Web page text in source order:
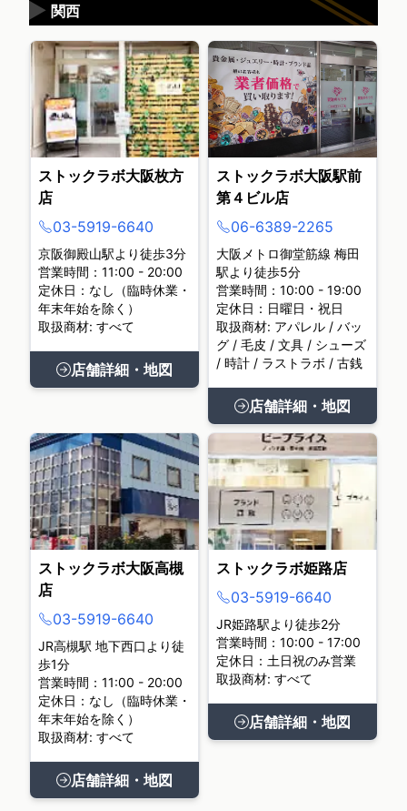
関西
▶
ストックラボ大阪枚方
店
03-5919-6640
京阪御殿山駅より徒歩3分
営業時間：11:00 - 20:00
定休日：なし（臨時休業・
年末年始を除く）
取扱商材: すべて
店舗詳細・地図
ストックラボ大阪駅前
第４ビル店
06-6389-2265
大阪メトロ御堂筋線 梅田
駅より徒歩5分
営業時間：10:00 - 19:00
定休日：日曜日・祝日
取扱商材: アパレル / バッ
グ / 毛皮 / 文具 / シューズ
/ 時計 / ラストラボ / 古銭
店舗詳細・地図
ストックラボ大阪高槻
店
03-5919-6640
JR高槻駅 地下西口より徒
歩1分
営業時間：11:00 - 20:00
定休日：なし（臨時休業・
年末年始を除く）
取扱商材: すべて
店舗詳細・地図
ストックラボ姫路店
03-5919-6640
JR姫路駅より徒歩2分
営業時間：10:00 - 17:00
定休日：土日祝のみ営業
取扱商材: すべて
店舗詳細・地図